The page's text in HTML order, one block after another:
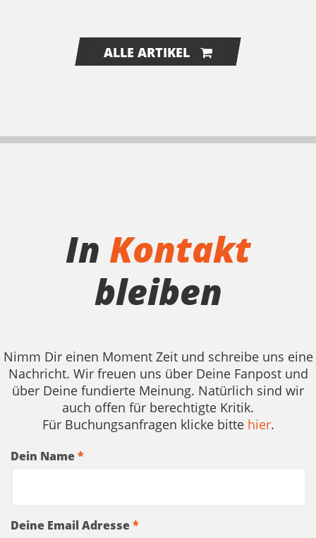
ALLE ARTIKEL
In Kontakt
bleiben
Nimm Dir einen Moment Zeit und schreibe uns eine
Nachricht. Wir freuen uns über Deine Fanpost und
über Deine fundierte Meinung. Natürlich sind wir
auch offen für berechtigte Kritik.
Für Buchungsanfragen klicke bitte hier.
Dein Name*
Deine Email Adresse*